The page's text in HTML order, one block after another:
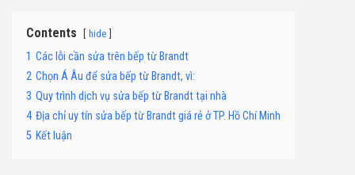
Contents hide
1 Các lỗi cần sửa trên bếp từ Brandt
2 Chọn Á Âu để sửa bếp từ Brandt, vì:
3 Quy trình dịch vụ sửa bếp từ Brandt tại nhà
4 Địa chỉ uy tín sửa bếp từ Brandt giá rẻ ở TP. Hồ Chí Minh
5 Kết luận